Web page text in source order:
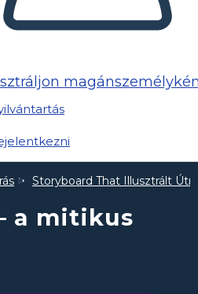
Storyboard That Illusztrált
a mitikus